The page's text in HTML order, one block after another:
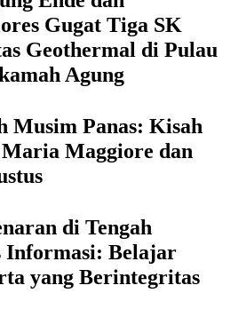
Gugat Tiga SK
Geothermal di Pulau
Agung
Musim Panas: Kisah
Maggiore dan
di Tengah
Informasi: Belajar
yang Berintegritas